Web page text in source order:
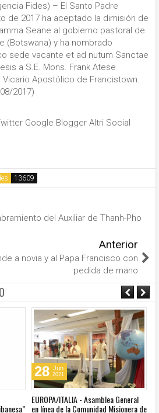
Fides) – El Santo Padre
de 2017 ha aceptado la dimisión de
Seane al gobierno pastoral de
(Botswana) y ha nombrado
sede vacante et ad nutum Sanctae
a S.E. Mons. Frank Atese
Vicario Apostólico de Francistown.
2017)
Google Blogger Altri Social
del Auxiliar de Thanh-Pho
Anterior
a novia y al Papa Francisco con
pedida de mano
28 Jun
2021
EUROPA/ITALIA - Asamblea General
en línea de la Comunidad Misionera de